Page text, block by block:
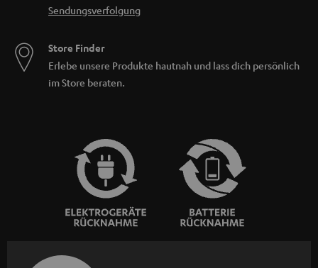
Sendungsverfolgung
Store Finder
Erlebe unsere Produkte hautnah und lass dich persönlich
im Store beraten.